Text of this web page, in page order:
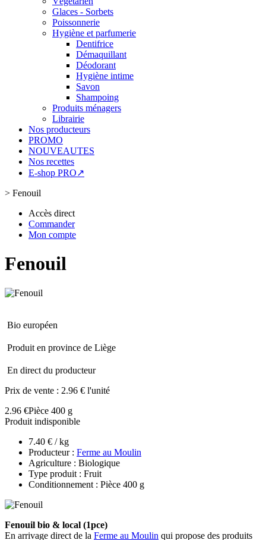
Glaces - Sorbets
Poissonnerie
Hygiène et parfumerie
Dentifrice
Démaquillant
Déodorant
Hygiène intime
Savon
Shampoing
Produits ménagers
Librairie
Nos producteurs
PROMO
NOUVEAUTES
Nos recettes
E-shop PRO↗
> Fenouil
Accès direct
Commander
Mon compte
Fenouil
Bio européen
Produit en province de Liège
En direct du producteur
Prix de vente : 2.96 € l'unité
2.96 €Pièce 400 g
Produit indisponible
7.40 € / kg
Producteur : Ferme au Moulin
Agriculture : Biologique
Type produit : Fruit
Conditionnement : Pièce 400 g
Fenouil bio & local (1pce)
En arrivage direct de la Ferme au Moulin qui propose des produits